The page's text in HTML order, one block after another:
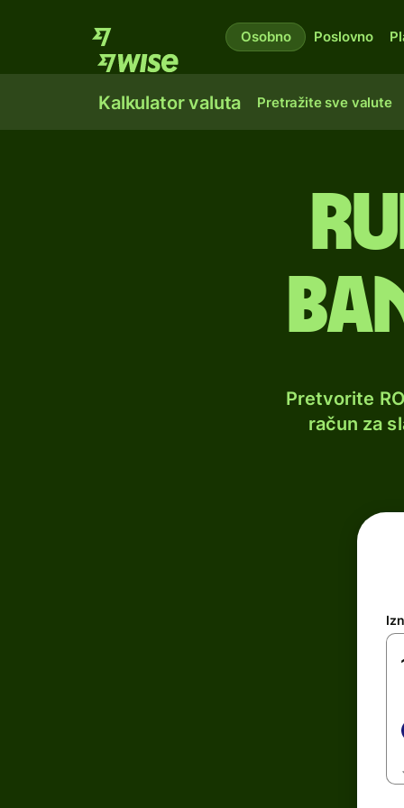
Osobno Poslovno
Kalkulator valuta Pretražite sve valute
Pretvorite
račun za